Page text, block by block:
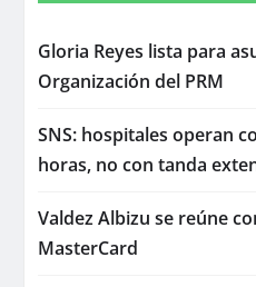
Gloria Reyes lista para
Organización del PRM
SNS: hospitales operan
horas, no con tanda
Valdez Albizu se reúne
MasterCard